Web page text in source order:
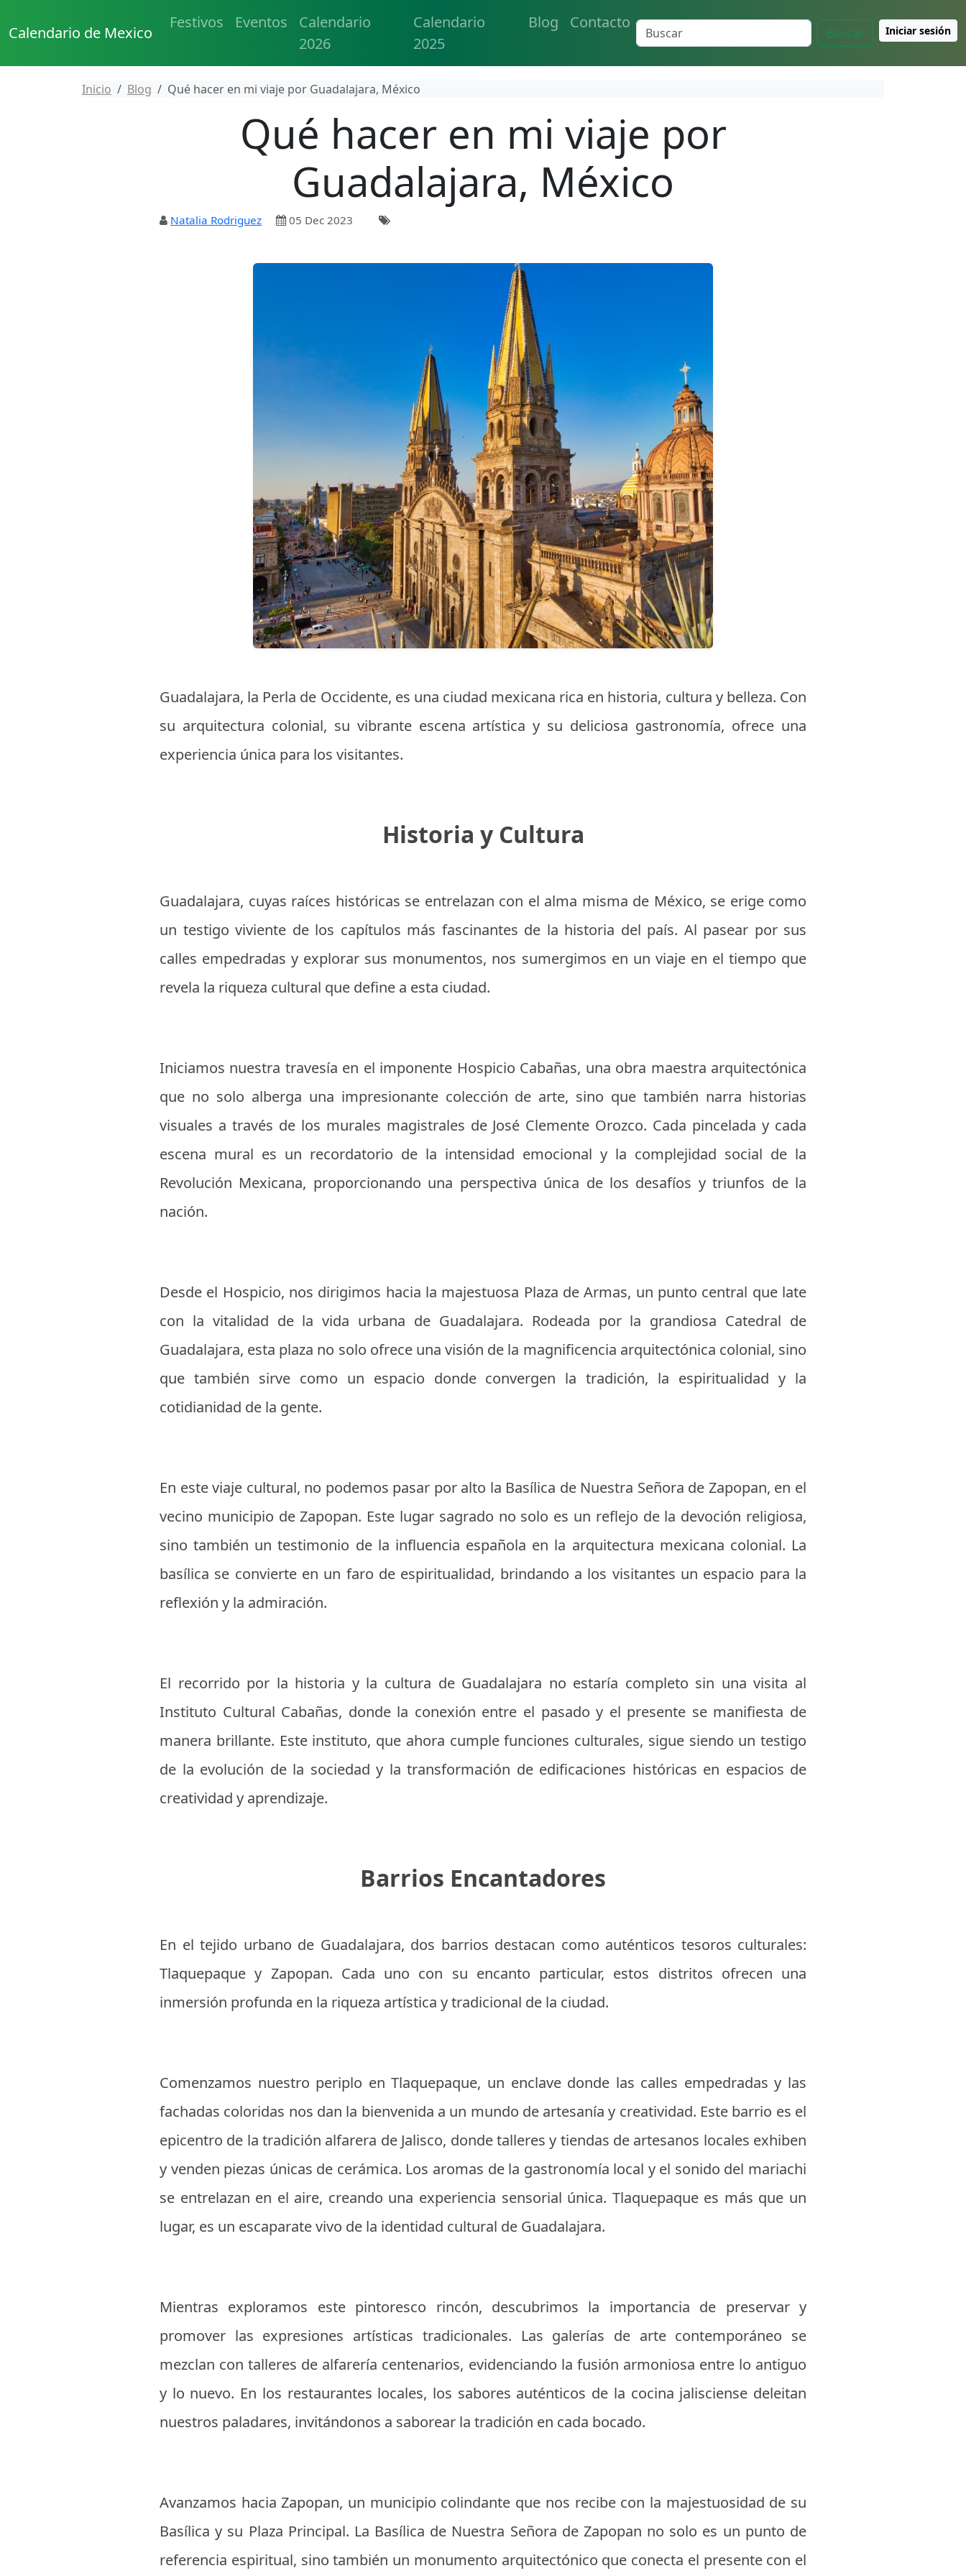
Calendario de Mexico
Festivos Eventos
Calendario
2026
Calendario
2025
Blog Contacto
Buscar Iniciar sesión
Inicio Blog Qué hacer en mi viaje por Guadalajara, México
Qué hacer en mi viaje por
Guadalajara, México
Natalia Rodriguez 05 Dec 2023
Guadalajara, la Perla de Occidente, es una ciudad mexicana rica en historia, cultura y belleza. Con
su arquitectura colonial, su vibrante escena artística y su deliciosa gastronomía, ofrece una
experiencia única para los visitantes.
Historia y Cultura
Guadalajara, cuyas raíces históricas se entrelazan con el alma misma de México, se erige como
un testigo viviente de los capítulos más fascinantes de la historia del país. Al pasear por sus
calles empedradas y explorar sus monumentos, nos sumergimos en un viaje en el tiempo que
revela la riqueza cultural que define a esta ciudad.
Iniciamos nuestra travesía en el imponente Hospicio Cabañas, una obra maestra arquitectónica
que no solo alberga una impresionante colección de arte, sino que también narra historias
visuales a través de los murales magistrales de José Clemente Orozco. Cada pincelada y cada
escena mural es un recordatorio de la intensidad emocional y la complejidad social de la
Revolución Mexicana, proporcionando una perspectiva única de los desafíos y triunfos de la
nación.
Desde el Hospicio, nos dirigimos hacia la majestuosa Plaza de Armas, un punto central que late
con la vitalidad de la vida urbana de Guadalajara. Rodeada por la grandiosa Catedral de
Guadalajara, esta plaza no solo ofrece una visión de la magnificencia arquitectónica colonial, sino
que también sirve como un espacio donde convergen la tradición, la espiritualidad y la
cotidianidad de la gente.
En este viaje cultural, no podemos pasar por alto la Basílica de Nuestra Señora de Zapopan, en el
vecino municipio de Zapopan. Este lugar sagrado no solo es un reflejo de la devoción religiosa,
sino también un testimonio de la influencia española en la arquitectura mexicana colonial. La
basílica se convierte en un faro de espiritualidad, brindando a los visitantes un espacio para la
reflexión y la admiración.
El recorrido por la historia y la cultura de Guadalajara no estaría completo sin una visita al
Instituto Cultural Cabañas, donde la conexión entre el pasado y el presente se manifiesta de
manera brillante. Este instituto, que ahora cumple funciones culturales, sigue siendo un testigo
de la evolución de la sociedad y la transformación de edificaciones históricas en espacios de
creatividad y aprendizaje.
Barrios Encantadores
En el tejido urbano de Guadalajara, dos barrios destacan como auténticos tesoros culturales:
Tlaquepaque y Zapopan. Cada uno con su encanto particular, estos distritos ofrecen una
inmersión profunda en la riqueza artística y tradicional de la ciudad.
Comenzamos nuestro periplo en Tlaquepaque, un enclave donde las calles empedradas y las
fachadas coloridas nos dan la bienvenida a un mundo de artesanía y creatividad. Este barrio es el
epicentro de la tradición alfarera de Jalisco, donde talleres y tiendas de artesanos locales exhiben
y venden piezas únicas de cerámica. Los aromas de la gastronomía local y el sonido del mariachi
se entrelazan en el aire, creando una experiencia sensorial única. Tlaquepaque es más que un
lugar, es un escaparate vivo de la identidad cultural de Guadalajara.
Mientras exploramos este pintoresco rincón, descubrimos la importancia de preservar y
promover las expresiones artísticas tradicionales. Las galerías de arte contemporáneo se
mezclan con talleres de alfarería centenarios, evidenciando la fusión armoniosa entre lo antiguo
y lo nuevo. En los restaurantes locales, los sabores auténticos de la cocina jalisciense deleitan
nuestros paladares, invitándonos a saborear la tradición en cada bocado.
Avanzamos hacia Zapopan, un municipio colindante que nos recibe con la majestuosidad de su
Basílica y su Plaza Principal. La Basílica de Nuestra Señora de Zapopan no solo es un punto de
referencia espiritual, sino también un monumento arquitectónico que conecta el presente con el